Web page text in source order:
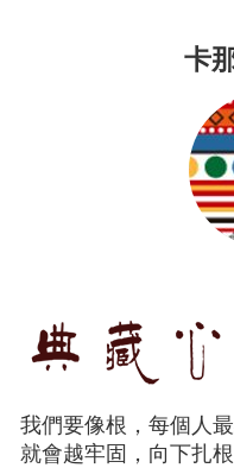
卡
我們要像根，每個人
就會越牢固，向下扎